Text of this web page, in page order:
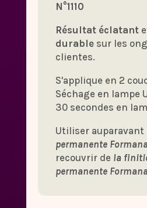
N°1110
Résultat éclatant
durablesur les
clientes.
S'applique en 2
Séchage en lampe
30 secondes en
Utiliser auparavant
permanente
recouvrir de la
permanente